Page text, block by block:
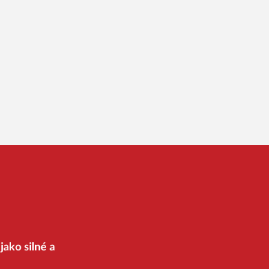
jako silné a